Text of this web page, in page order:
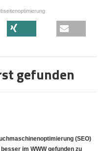
gefunden
(SEO)
im WWW gefunden zu